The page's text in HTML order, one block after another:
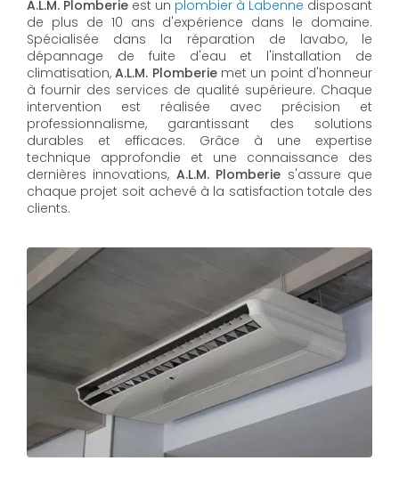
A.L.M. Plomberie est un plombier à Labenne disposant
de plus de 10 ans d'expérience dans le domaine.
Spécialisée dans la réparation de lavabo, le
dépannage de fuite d'eau et l'installation de
climatisation,A.L.M. Plomberiemet un point d'honneur
à fournir des services de qualité supérieure. Chaque
intervention est réalisée avec précision et
professionnalisme, garantissant des solutions
durables et efficaces. Grâce à une expertise
technique approfondie et une connaissance des
dernières innovations, A.L.M. Plomberie s'assure que
chaque projet soit achevé à la satisfaction totale des
clients.